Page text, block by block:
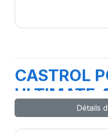
CASTROL
ULTIMATE
ZU 12X1LDétails